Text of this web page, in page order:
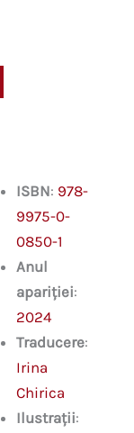
ISBN: 978-
9975-0-
0850-1
Anul
apariției:
2024
Traducere:
Irina
Chirica
Ilustrații: